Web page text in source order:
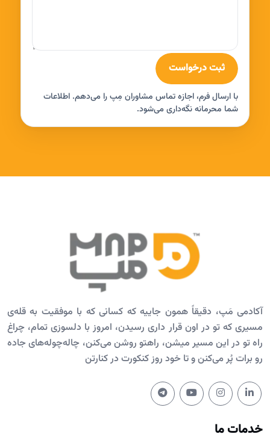
ثبت درخواست
با ارسال فرم، اجازه تماس مشاوران مِپ را می‌دهم. اطلاعات
شما محرمانه نگه‌داری می‌شود.
آکادمی مَپ، دقیقاً همون جاییه که کسانی که با موفقیت به قله‌ی
مسیری که تو در اون قرار داری رسیدن، امروز با دلسوزی تمام، چراغ
راه تو در این مسیر میشن، راهتو روشن می‌کنن، چاله‌چوله‌های جاده
رو برات پُر می‌کنن و تا خود روز کنکورت در کنارتن
خدمات ما